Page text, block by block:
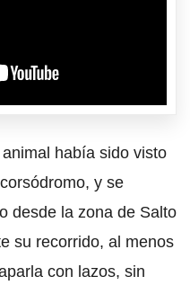
había sido visto
y se
desde la zona de Salto
su recorrido, al menos
con lazos, sin